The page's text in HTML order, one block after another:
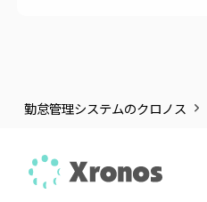
勤怠管理システムのクロノス